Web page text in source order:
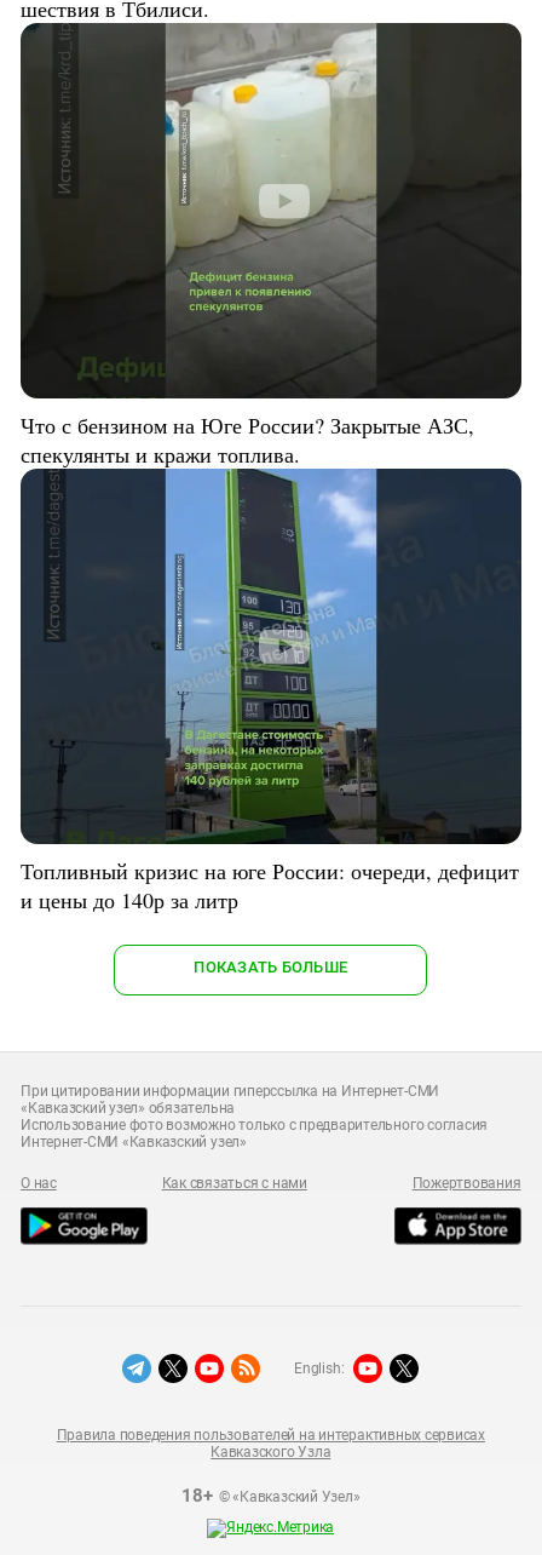
шествия в Тбилиси.
Что с бензином на Юге России? Закрытые АЗС,
спекулянты и кражи топлива.
Топливный кризис на юге России: очереди, дефицит
и цены до 140р за литр
ПОКАЗАТЬ БОЛЬШЕ
При цитировании информации гиперссылка на Интернет-СМИ
«Кавказский узел» обязательна
Использование фото возможно только с предварительного согласия
Интернет-СМИ «Кавказский узел»
О нас Как связаться с нами Пожертвования
18+© «Кавказский Узел»
Правила поведения пользователей на интерактивных сервисах
Кавказского Узла
English: